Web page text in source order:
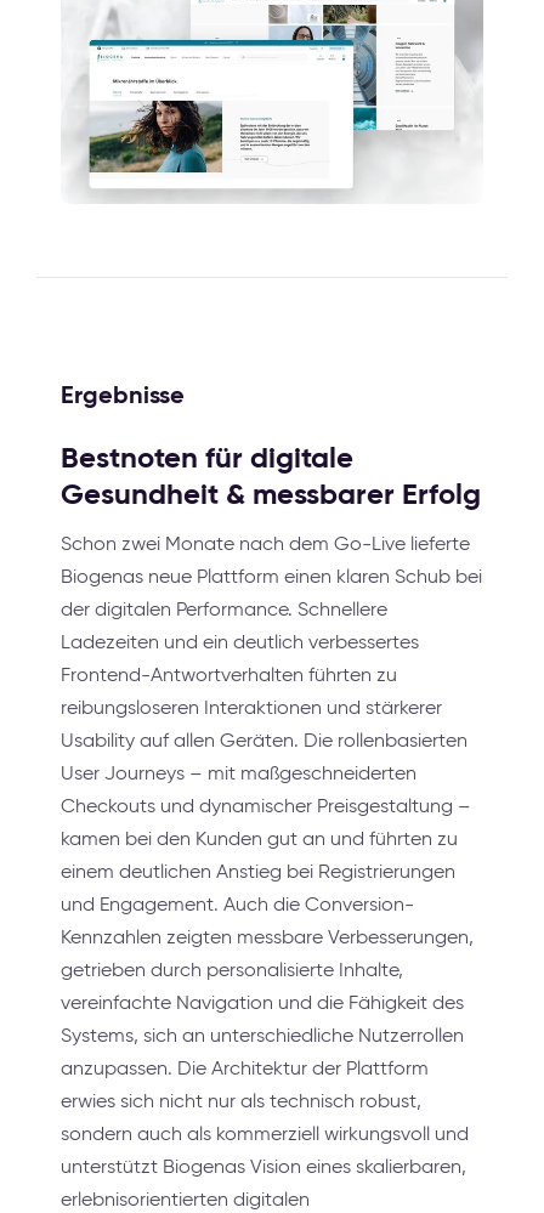
Ergebnisse
Bestnoten für digitale
Gesundheit & messbarer Erfolg
Schon zwei Monate nach dem Go-Live lieferte
Biogenas neue Plattform einen klaren Schub bei
der digitalen Performance. Schnellere
Ladezeiten und ein deutlich verbessertes
Frontend-Antwortverhalten führten zu
reibungsloseren Interaktionen und stärkerer
Usability auf allen Geräten. Die rollenbasierten
User Journeys – mit maßgeschneiderten
Checkouts und dynamischer Preisgestaltung –
kamen bei den Kunden gut an und führten zu
einem deutlichen Anstieg bei Registrierungen
und Engagement. Auch die Conversion-
Kennzahlen zeigten messbare Verbesserungen,
getrieben durch personalisierte Inhalte,
vereinfachte Navigation und die Fähigkeit des
Systems, sich an unterschiedliche Nutzerrollen
anzupassen. Die Architektur der Plattform
erwies sich nicht nur als technisch robust,
sondern auch als kommerziell wirkungsvoll und
unterstützt Biogenas Vision eines skalierbaren,
erlebnisorientierten digitalen